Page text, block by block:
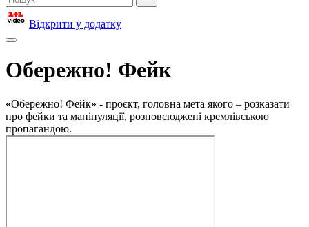
Відкрити у додатку
Обережно! Фейк
«Обережно! Фейк» - проєкт, головна мета якого – розказати
про фейки та маніпуляції, розповсюджені кремлівською
пропагандою.